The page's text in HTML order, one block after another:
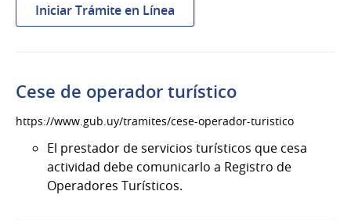
Iniciar Trámite en Línea
Adecuación
de
garantía
para
inmobiliarios
Cese de operador turístico
https://www.gub.uy/tramites/cese-operador-turistico
El prestador de servicios turísticos que cesa
actividad debe comunicarlo a Registro de
Operadores Turísticos.